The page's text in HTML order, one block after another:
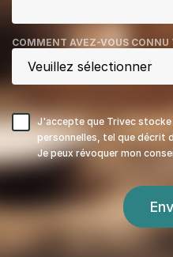
COMMENT AVEZ-VOUS CONNU
J'accepte que Trivec
personnelles, tel que décrit
Je peux révoquer mon